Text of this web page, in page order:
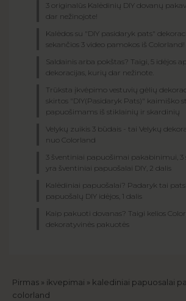
3 originalūs Kalėdinių DIY dovanų
dar nežinojote!
Kalėdos su "DIY pasidaryk pats"
sekančios 3 video pamokos iš Colorland!
Saldainis arba pokštas? Taigi, 5 idėjos
dekoracijas, kurių dar nežinote.
Trūksta įkvėpimo vestuvių gėlių
skirtos "DIY(Pasidaryk Pats)" kaimiško
papuošimams iš stiklainių ir skardinių
Velykų zuikis 3 būdais - tai Velykų
nuo Colorland
3 šventiniai papuošimai pakabinimui, 3
yra šventiniai papuošalai DIY, 2 dalis
Kalėdiniai papuošalai? Padaryk tai
papuošalų DIY idėjos, 1 dalis
Kaip pakuoti dovanas? Taigi kelios
dekoratyvinės pakuotės
Kelias
Pirmas ikvepimai
kalediniai papuosalai
colorland